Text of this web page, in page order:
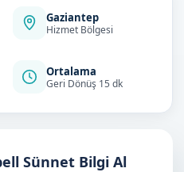
Gaziantep
Hizmet Bölgesi
Ortalama
Geri Dönüş 15 dk
Sünnet Bilgi Al